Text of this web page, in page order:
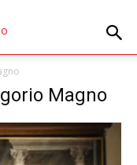
Magno